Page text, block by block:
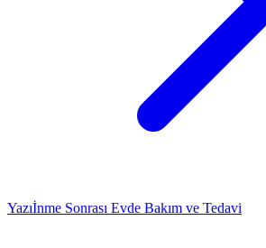
Yazıİnme Sonrası Evde Bakım ve Tedavi